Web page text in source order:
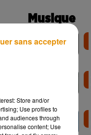
Musique
Store and/or
Use profiles to
audiences through
content; Use
sans accepter